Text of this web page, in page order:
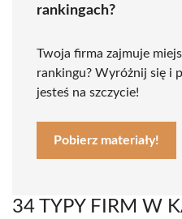
rankingach?
Twoja firma zajmuje
rankingu? Wyróżnij się i
jesteś na szczycie!
Pobierz materiały!
34 TYPY FIRM W